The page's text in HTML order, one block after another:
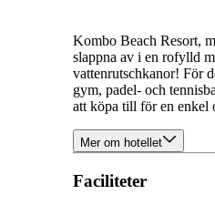
Kombo Beach Resort,
slappna av i en rofylld
vattenrutschkanor! För
gym, padel- och
att köpa till för en enkel
Mer om hotellet
Faciliteter